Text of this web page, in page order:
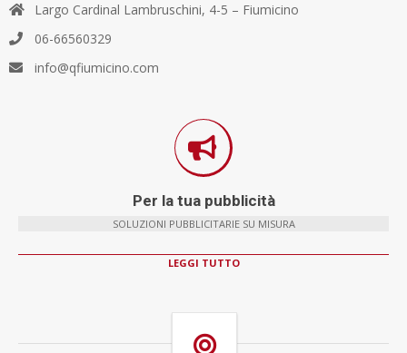
Largo Cardinal Lambruschini, 4-5 – Fiumicino
06-66560329
info@qfiumicino.com
Per la tua pubblicità
SOLUZIONI PUBBLICITARIE SU MISURA
LEGGI TUTTO